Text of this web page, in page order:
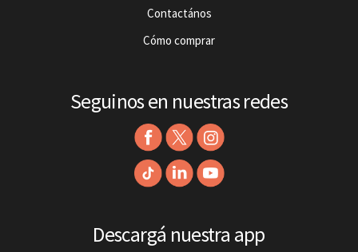
Contactános
Cómo comprar
Seguinos en nuestras redes
Descargá nuestra app